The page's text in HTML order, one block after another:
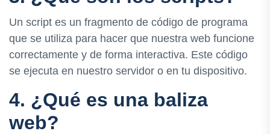
Un script es un fragmento de código de programa
que se utiliza para hacer que nuestra web funcione
correctamente y de forma interactiva. Este código
se ejecuta en nuestro servidor o en tu dispositivo.
4. ¿Qué es una baliza
web?